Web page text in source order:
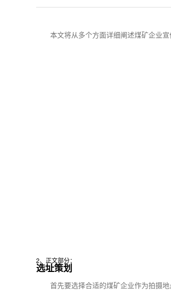
本文将从多个方面详细阐述煤矿企业
2、正文部分：
选址策划
首先要选择合适的煤矿企业作为拍摄